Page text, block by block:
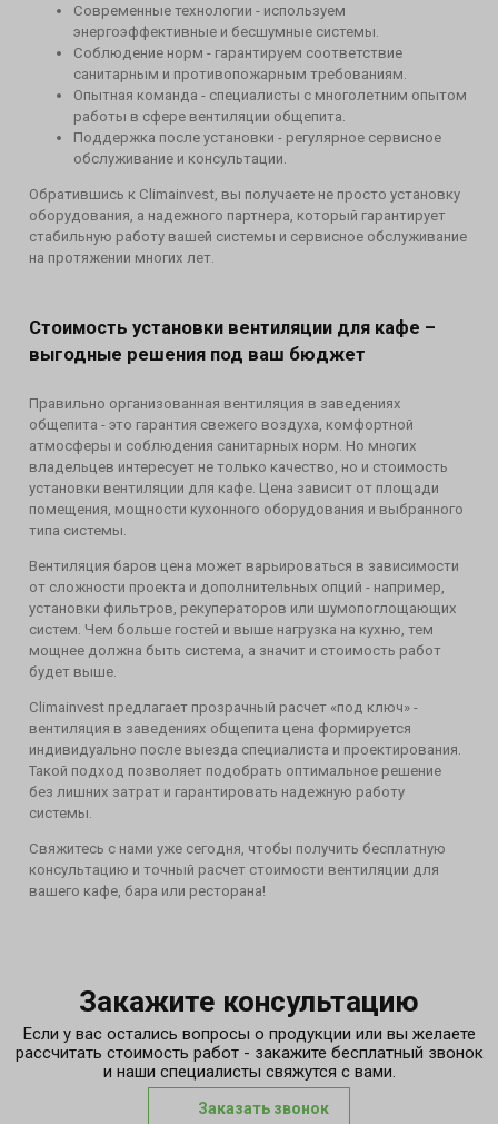
Современные технологии - используем
энергоэффективные и бесшумные системы.
Соблюдение норм - гарантируем соответствие
санитарным и противопожарным требованиям.
Опытная команда - специалисты с многолетним опытом
работы в сфере вентиляции общепита.
Поддержка после установки - регулярное сервисное
обслуживание и консультации.
Обратившись к Climainvest, вы получаете не просто установку
оборудования, а надежного партнера, который гарантирует
стабильную работу вашей системы и сервисное обслуживание
на протяжении многих лет.
Стоимость установки вентиляции для кафе –
выгодные решения под ваш бюджет
Правильно организованная вентиляция в заведениях
общепита - это гарантия свежего воздуха, комфортной
атмосферы и соблюдения санитарных норм. Но многих
владельцев интересует не только качество, но и стоимость
установки вентиляции для кафе. Цена зависит от площади
помещения, мощности кухонного оборудования и выбранного
типа системы.
Вентиляция баров цена может варьироваться в зависимости
от сложности проекта и дополнительных опций - например,
установки фильтров, рекуператоров или шумопоглощающих
систем. Чем больше гостей и выше нагрузка на кухню, тем
мощнее должна быть система, а значит и стоимость работ
будет выше.
Climainvest предлагает прозрачный расчет «под ключ» -
вентиляция в заведениях общепита цена формируется
индивидуально после выезда специалиста и проектирования.
Такой подход позволяет подобрать оптимальное решение
без лишних затрат и гарантировать надежную работу
системы.
Свяжитесь с нами уже сегодня, чтобы получить бесплатную
консультацию и точный расчет стоимости вентиляции для
вашего кафе, бара или ресторана!
Закажите консультацию
Если у вас остались вопросы о продукции или вы желаете
рассчитать стоимость работ - закажите бесплатный звонок
и наши специалисты свяжутся с вами.
Заказать звонок